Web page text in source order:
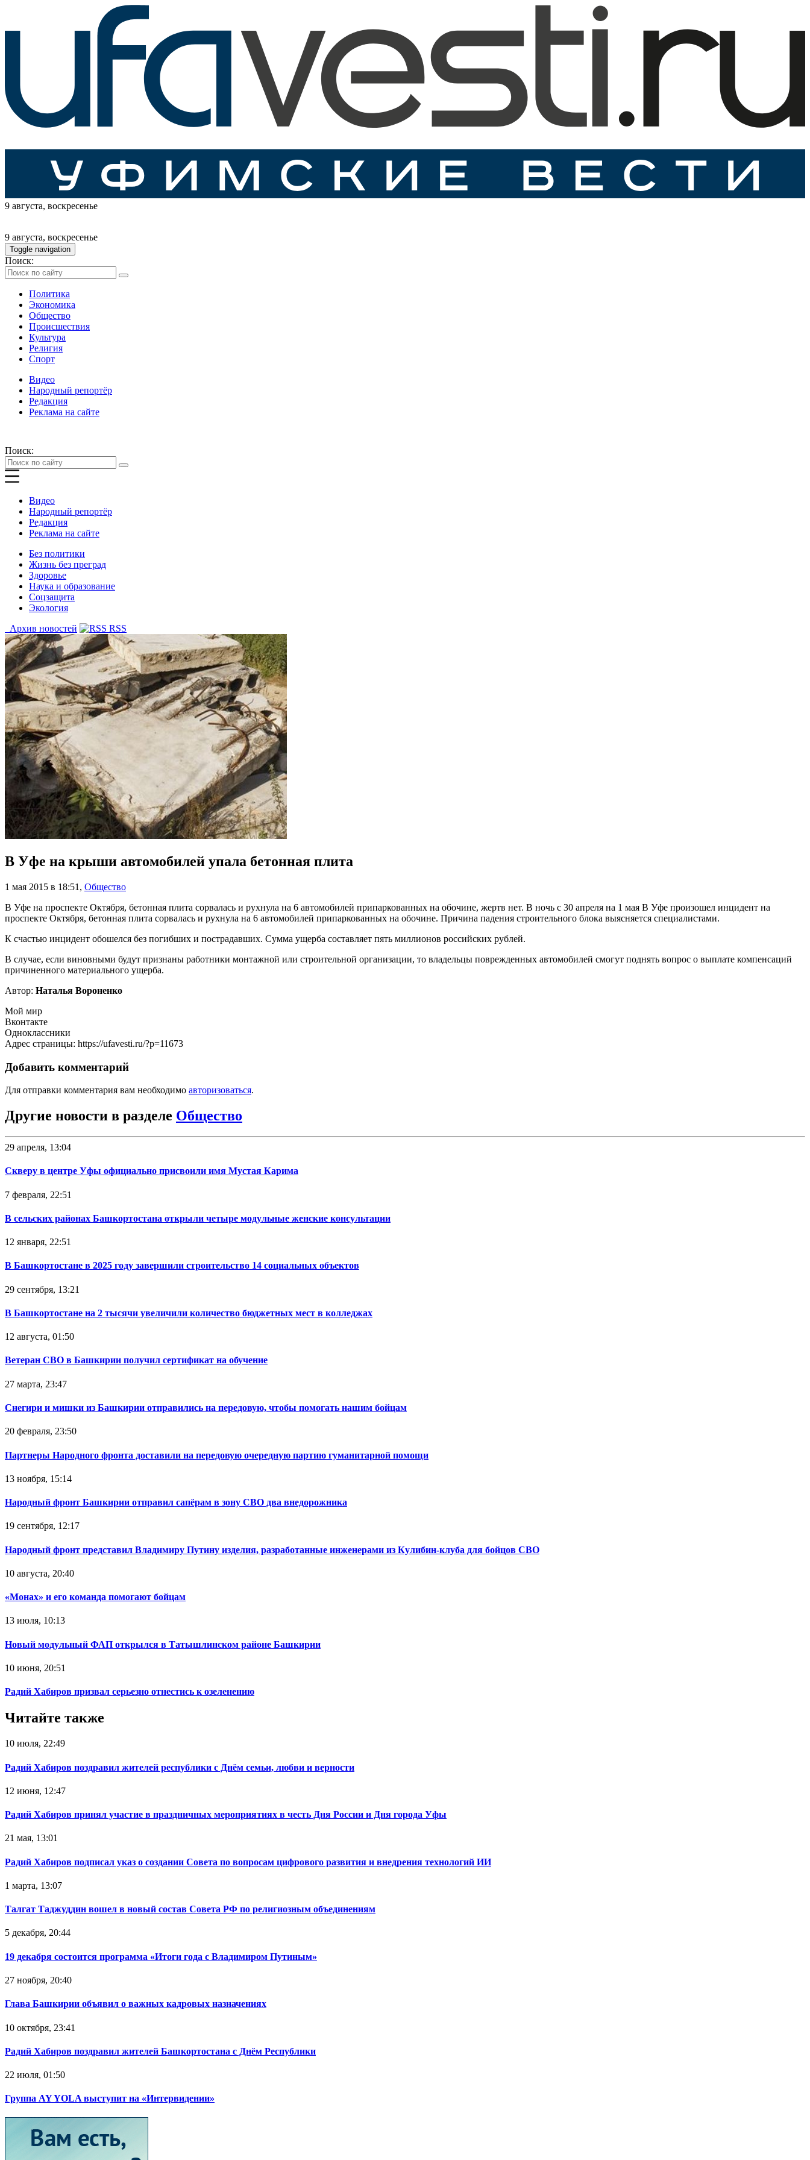
9 августа, воскресенье
9 августа, воскресенье
Toggle navigation
Поиск:
Политика
Экономика
Общество
Происшествия
Культура
Религия
Спорт
Видео
Народный репортёр
Редакция
Реклама на сайте
Поиск:
Видео
Народный репортёр
Редакция
Реклама на сайте
Без политики
Жизнь без преград
Здоровье
Наука и образование
Соцзащита
Экология
Архив новостей
RSS
В Уфе на крыши автомобилей упала бетонная плита
1 мая 2015 в 18:51 , Общество
В Уфе на проспекте Октября, бетонная плита сорвалась и рухнула на 6 автомобилей припаркованных на обочине, жертв нет. В ночь с 30 апреля на 1 мая В Уфе произошел инцидент на
проспекте Октября, бетонная плита сорвалась и рухнула на 6 автомобилей припаркованных на обочине. Причина падения строительного блока выясняется специалистами.
К счастью инцидент обошелся без погибших и пострадавших. Сумма ущерба составляет пять миллионов российских рублей.
В случае, если виновными будут признаны работники монтажной или строительной организации, то владельцы поврежденных автомобилей смогут поднять вопрос о выплате компенсаций
причиненного материального ущерба.
Автор: Наталья Вороненко
Мой мир
Вконтакте
Одноклассники
Адрес страницы: https://ufavesti.ru/?p=11673
Добавить комментарий
Для отправки комментария вам необходимо авторизоваться.
Другие новости в разделе Общество
29 апреля, 13:04
Скверу в центре Уфы официально присвоили имя Мустая Карима
7 февраля, 22:51
В сельских районах Башкортостана открыли четыре модульные женские консультации
12 января, 22:51
В Башкортостане в 2025 году завершили строительство 14 социальных объектов
29 сентября, 13:21
В Башкортостане на 2 тысячи увеличили количество бюджетных мест в колледжах
12 августа, 01:50
Ветеран СВО в Башкирии получил сертификат на обучение
27 марта, 23:47
Снегири и мишки из Башкирии отправились на передовую, чтобы помогать нашим бойцам
20 февраля, 23:50
Партнеры Народного фронта доставили на передовую очередную партию гуманитарной помощи
13 ноября, 15:14
Народный фронт Башкирии отправил сапёрам в зону СВО два внедорожника
19 сентября, 12:17
Народный фронт представил Владимиру Путину изделия, разработанные инженерами из Кулибин-клуба для бойцов СВО
10 августа, 20:40
«Монах» и его команда помогают бойцам
13 июля, 10:13
Новый модульный ФАП открылся в Татышлинском районе Башкирии
10 июня, 20:51
Радий Хабиров призвал серьезно отнестись к озеленению
Читайте также
10 июля, 22:49
Радий Хабиров поздравил жителей республики с Днём семьи, любви и верности
12 июня, 12:47
Радий Хабиров принял участие в праздничных мероприятиях в честь Дня России и Дня города Уфы
21 мая, 13:01
Радий Хабиров подписал указ о создании Совета по вопросам цифрового развития и внедрения технологий ИИ
1 марта, 13:07
Талгат Таджуддин вошел в новый состав Совета РФ по религиозным объединениям
5 декабря, 20:44
19 декабря состоится программа «Итоги года с Владимиром Путиным»
27 ноября, 20:40
Глава Башкирии объявил о важных кадровых назначениях
10 октября, 23:41
Радий Хабиров поздравил жителей Башкортостана с Днём Республики
22 июля, 01:50
Группа AY YOLA выступит на «Интервидении»